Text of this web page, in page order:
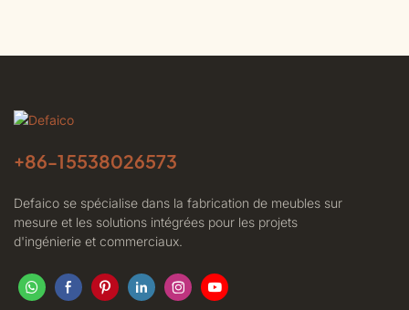
+86-15538026573
Defaico se spécialise dans la fabrication de meubles sur
mesure et les solutions intégrées pour les projets
d'ingénierie et commerciaux.